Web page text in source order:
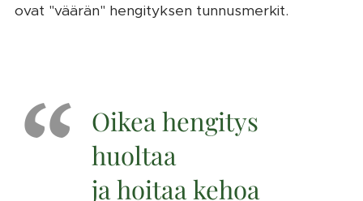
ovat "väärän" hengityksen tunnusmerkit.
Oikea hengitys
huoltaa
ja hoitaa kehoa